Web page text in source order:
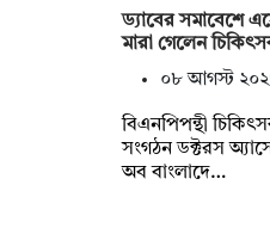
ড্যাবের সমাবেশে
মারা গেলেন
০৮ আগস্ট
বিএনপিপন্থী
সংগঠন ডক্টরস
অব বাংলাদে…